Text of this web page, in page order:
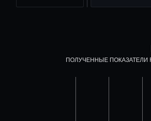
ПОЛУЧЕННЫЕ